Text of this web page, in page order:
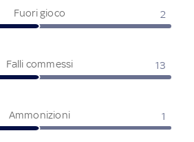
Fuori gioco 2
Falli commessi 13
Ammonizioni 1